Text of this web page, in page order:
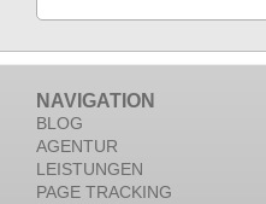
NAVIGATION
BLOG
AGENTUR
LEISTUNGEN
PAGE TRACKING